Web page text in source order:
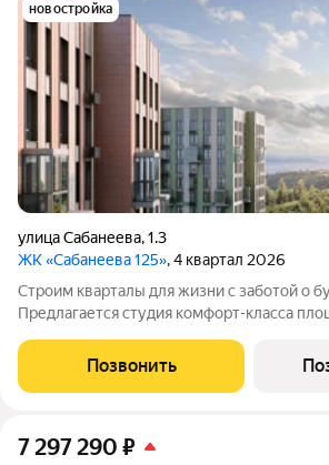
новостройка
улица Сабанеева,1.3
ЖК «Сабанеева 125», 4 квартал 2026
Строим кварталы для жизни с заботой о
Предлагается студия комфорт-класса
комплексе "Сабанеева 125".В варианте
установили окна и входную дверь,
Позвонить
7 297 290 ₽